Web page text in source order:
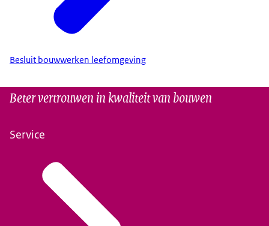
Besluit bouwwerken leefomgeving
Beter vertrouwen in kwaliteit van bouwen
Service